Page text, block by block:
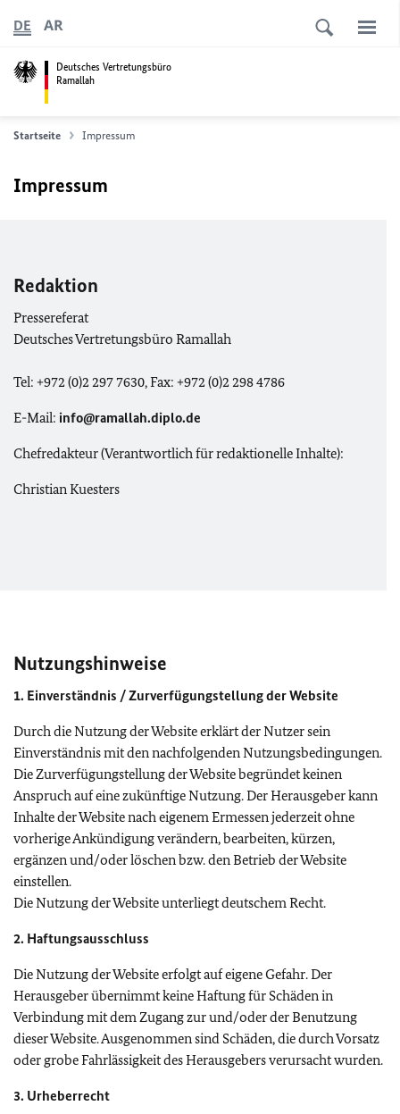
Deutsches Vertretungsbüro
Ramallah
DE AR
Startseite Impressum
Impressum
Redaktion
Pressereferat
Deutsches Vertretungsbüro Ramallah
Tel: +972 (0)2 297 7630, Fax: +972 (0)2 298 4786
E-Mail: info@ramallah.diplo.de
Chefredakteur (Verantwortlich für redaktionelle Inhalte):
Christian Kuesters
Nutzungshinweise
1. Einverständnis / Zurverfügungstellung der Website
Durch die Nutzung der Website erklärt der Nutzer sein
Einverständnis mit den nachfolgenden Nutzungsbedingungen.
Die Zurverfügungstellung der Website begründet keinen
Anspruch auf eine zukünftige Nutzung. Der Herausgeber kann
Inhalte der Website nach eigenem Ermessen jederzeit ohne
vorherige Ankündigung verändern, bearbeiten, kürzen,
ergänzen und/oder löschen bzw. den Betrieb der Website
einstellen.
Die Nutzung der Website unterliegt deutschem Recht.
2. Haftungsausschluss
Die Nutzung der Website erfolgt auf eigene Gefahr. Der
Herausgeber übernimmt keine Haftung für Schäden in
Verbindung mit dem Zugang zur und/oder der Benutzung
dieser Website. Ausgenommen sind Schäden, die durch Vorsatz
oder grobe Fahrlässigkeit des Herausgebers verursacht wurden.
3. Urheberrecht